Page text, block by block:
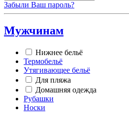
Забыли Ваш пароль?
Мужчинам
Нижнее бельё
Термобельё
Утягивающее бельё
Для пляжа
Домашняя одежда
Рубашки
Носки